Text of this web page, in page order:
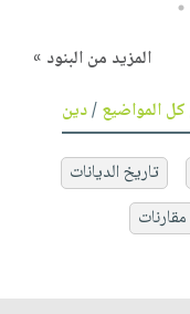
5
المزيد من البنود »
كل المواضيع/دين
تاريخ الديانات
مقارنات